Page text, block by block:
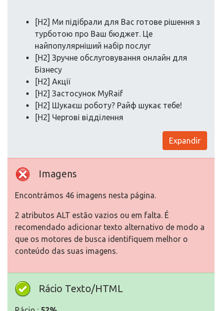
[H2] Ми підібрали для Вас готове рішення з
турботою про Ваш бюджет. Це
найпопулярніший набір послуг
[H2] Зручне обслуговування онлайн для
Бізнесу
[H2] Акції
[H2] Застосунок MyRaif
[H2] Шукаєш роботу? Райф шукає тебе!
[H2] Чергові відділення
Expandir
Imagens
Encontrámos 46 imagens nesta página.
2 atributos ALT estão vazios ou em falta. É
recomendado adicionar texto alternativo de modo a
que os motores de busca identifiquem melhor o
conteúdo das suas imagens.
Rácio Texto/HTML